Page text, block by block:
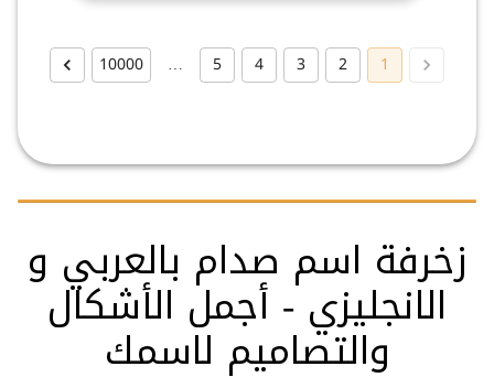
1
2
3
4
5
…
10000
زخرفة اسم صدام بالعربي و
الانجليزي - أجمل الأشكال
والتصاميم لاسمك